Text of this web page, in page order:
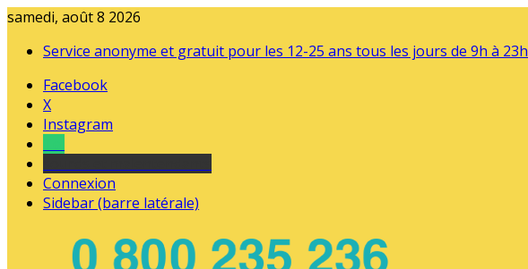
samedi, août 8 2026
Service anonyme et gratuit pour les 12-25 ans tous les jours de 9h à 23h
Facebook
X
Instagram
Connexion
Sidebar (barre latérale)